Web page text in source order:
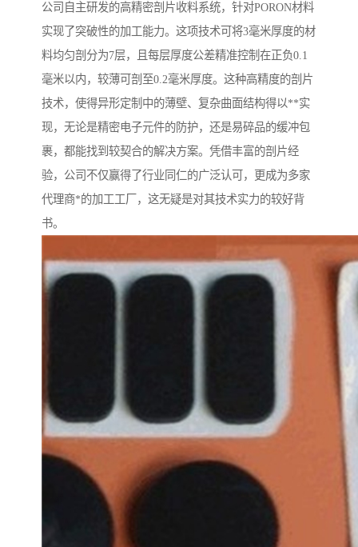
公司自主研发的高精密剖片收料系统，针对PORON材料
实现了突破性的加工能力。这项技术可将3毫米厚度的材
料均匀剖分为7层，且每层厚度公差精准控制在正负0.1
毫米以内，较薄可剖至0.2毫米厚度。这种高精度的剖片
技术，使得异形定制中的薄壁、复杂曲面结构得以**实
现，无论是精密电子元件的防护，还是易碎品的缓冲包
裹，都能找到较契合的解决方案。凭借丰富的剖片经
验，公司不仅赢得了行业同仁的广泛认可，更成为多家
代理商*的加工工厂，这无疑是对其技术实力的较好背
书。